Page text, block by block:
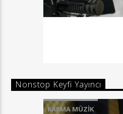
Nonstop Keyfi Yayıncı
KARMA MÜZIK